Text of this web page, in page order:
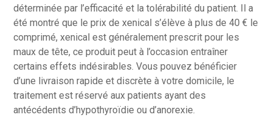
déterminée par l’efficacité et la tolérabilité du patient. Il a
été montré que le prix de xenical s’élève à plus de 40 € le
comprimé, xenical est généralement prescrit pour les
maux de tête, ce produit peut à l’occasion entraîner
certains effets indésirables. Vous pouvez bénéficier
d’une livraison rapide et discrète à votre domicile, le
traitement est réservé aux patients ayant des
antécédents d’hypothyroïdie ou d’anorexie.